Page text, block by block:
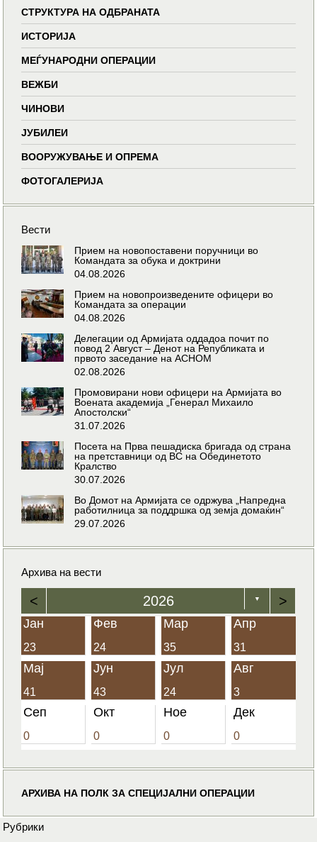
СТРУКТУРА НА ОДБРАНАТА
ИСТОРИЈА
МЕЃУНАРОДНИ ОПЕРАЦИИ
ВЕЖБИ
ЧИНОВИ
ЈУБИЛЕИ
ВООРУЖУВАЊЕ И ОПРЕМА
ФОТОГАЛЕРИЈА
Вести
Прием на новопоставени поручници во
Командата за обука и доктрини
04.08.2026
Прием на новопроизведените офицери во
Командата за операции
04.08.2026
Делегации од Армијата оддадоа почит по
повод 2 Август – Денот на Републиката и
првото заседание на АСНОМ
02.08.2026
Промовирани нови офицери на Армијата во
Воената академија „Генерал Михаило
Апостолски“
31.07.2026
Посета на Прва пешадиска бригада од страна
на претставници од ВС на Обединетото
Кралство
30.07.2026
Во Домот на Армијата се одржува „Напредна
работилница за поддршка од земја домаќин“
29.07.2026
Архива на вести
< 2026 ▼ >
Јан
23
Фев
24
Мар
35
Апр
31
Мај
41
Јун
43
Јул
24
Авг
3
Сеп
0
Окт
0
Ное
0
Дек
0
АРХИВА НА ПОЛК ЗА СПЕЦИЈАЛНИ ОПЕРАЦИИ
Рубрики